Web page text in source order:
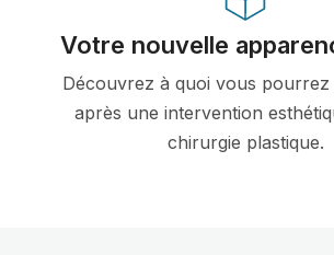
Votre nouvelle
Découvrez à quoi vous
après une intervention
chirurgie plastique.